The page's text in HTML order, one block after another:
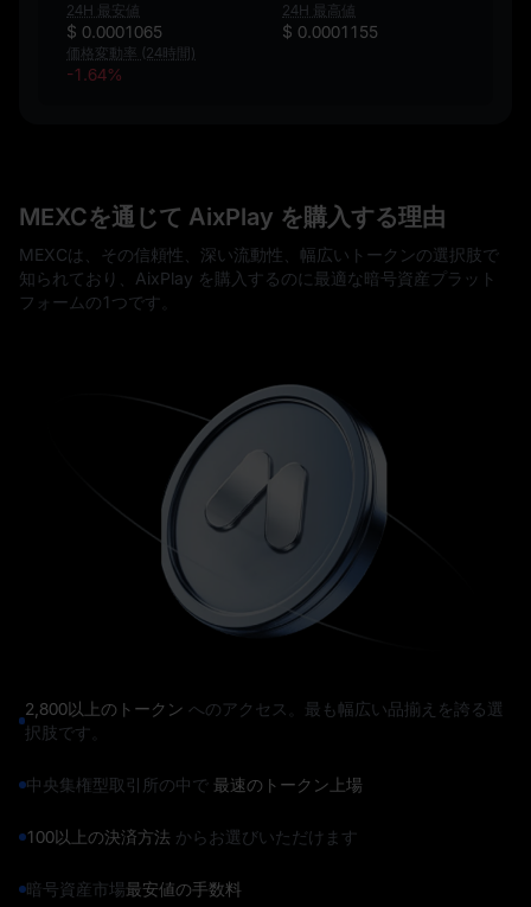
24H 最安値
$ 0.0001065
24H 最高値
$ 0.0001155
価格変動率 (24時間)
-1.64%
MEXCを通じて AixPlay を購入する理由
MEXCは、その信頼性、深い流動性、幅広いトークンの選択肢で
知られており、AixPlay を購入するのに最適な暗号資産プラット
フォームの1つです。
2,800以上のトークン へのアクセス。最も幅広い品揃えを誇る選
択肢です。
中央集権型取引所の中で 最速のトークン上場
100以上の決済方法 からお選びいただけます
暗号資産市場最安値の手数料